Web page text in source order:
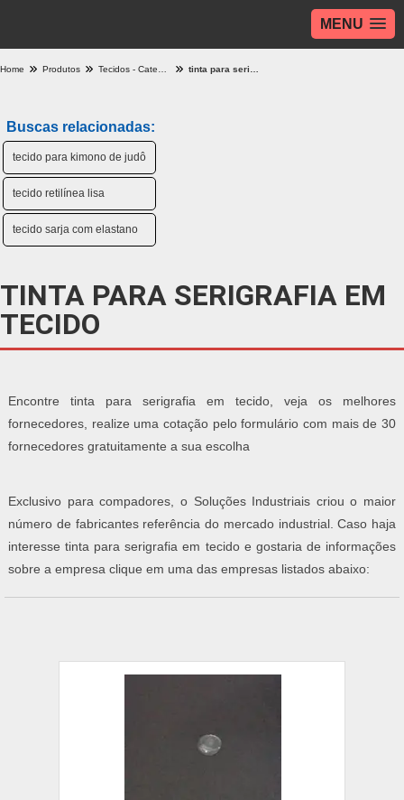
MENU
Home Produtos
Buscas relacionadas:
tecido para kimono de judô
tecido retilínea lisa
tecido sarja com elastano
TINTA PARA SERIGRAFIA EM
TECIDO
Encontre tinta para serigrafia em tecido, veja os melhores
fornecedores, realize uma cotação pelo formulário com mais de 30
fornecedores gratuitamente a sua escolha
Exclusivo para compadores, o Soluções Industriais criou o maior
número de fabricantes referência do mercado industrial. Caso haja
interesse tinta para serigrafia em tecido e gostaria de informações
sobre a empresa clique em uma das empresas listados abaixo: